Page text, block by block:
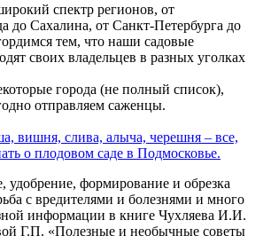
спектр регионов, от
до Сахалина, от Санкт-Петербурга до
тем, что наши садовые
своих владельцев в разных уголках
города (не полный список),
отправляем саженцы.
вишня, слива, алыча, черешня – все,
о плодовом саде в Подмосковье.
удобрение, формирование и обрезка
с вредителями и болезнями и много
информации в книге Чухляева И.И.
Г.П. «Полезные и необычные советы